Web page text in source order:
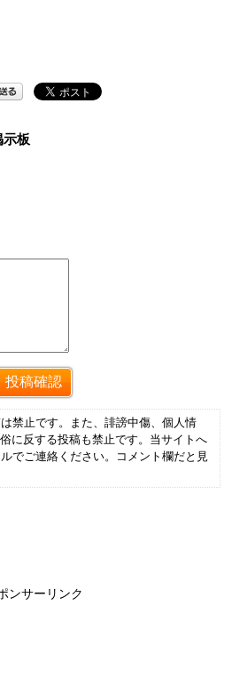
示板
禁止です。また、誹謗中傷、個人情
に反する投稿も禁止です。当サイトへ
でご連絡ください。コメント欄だと見
ンサーリンク